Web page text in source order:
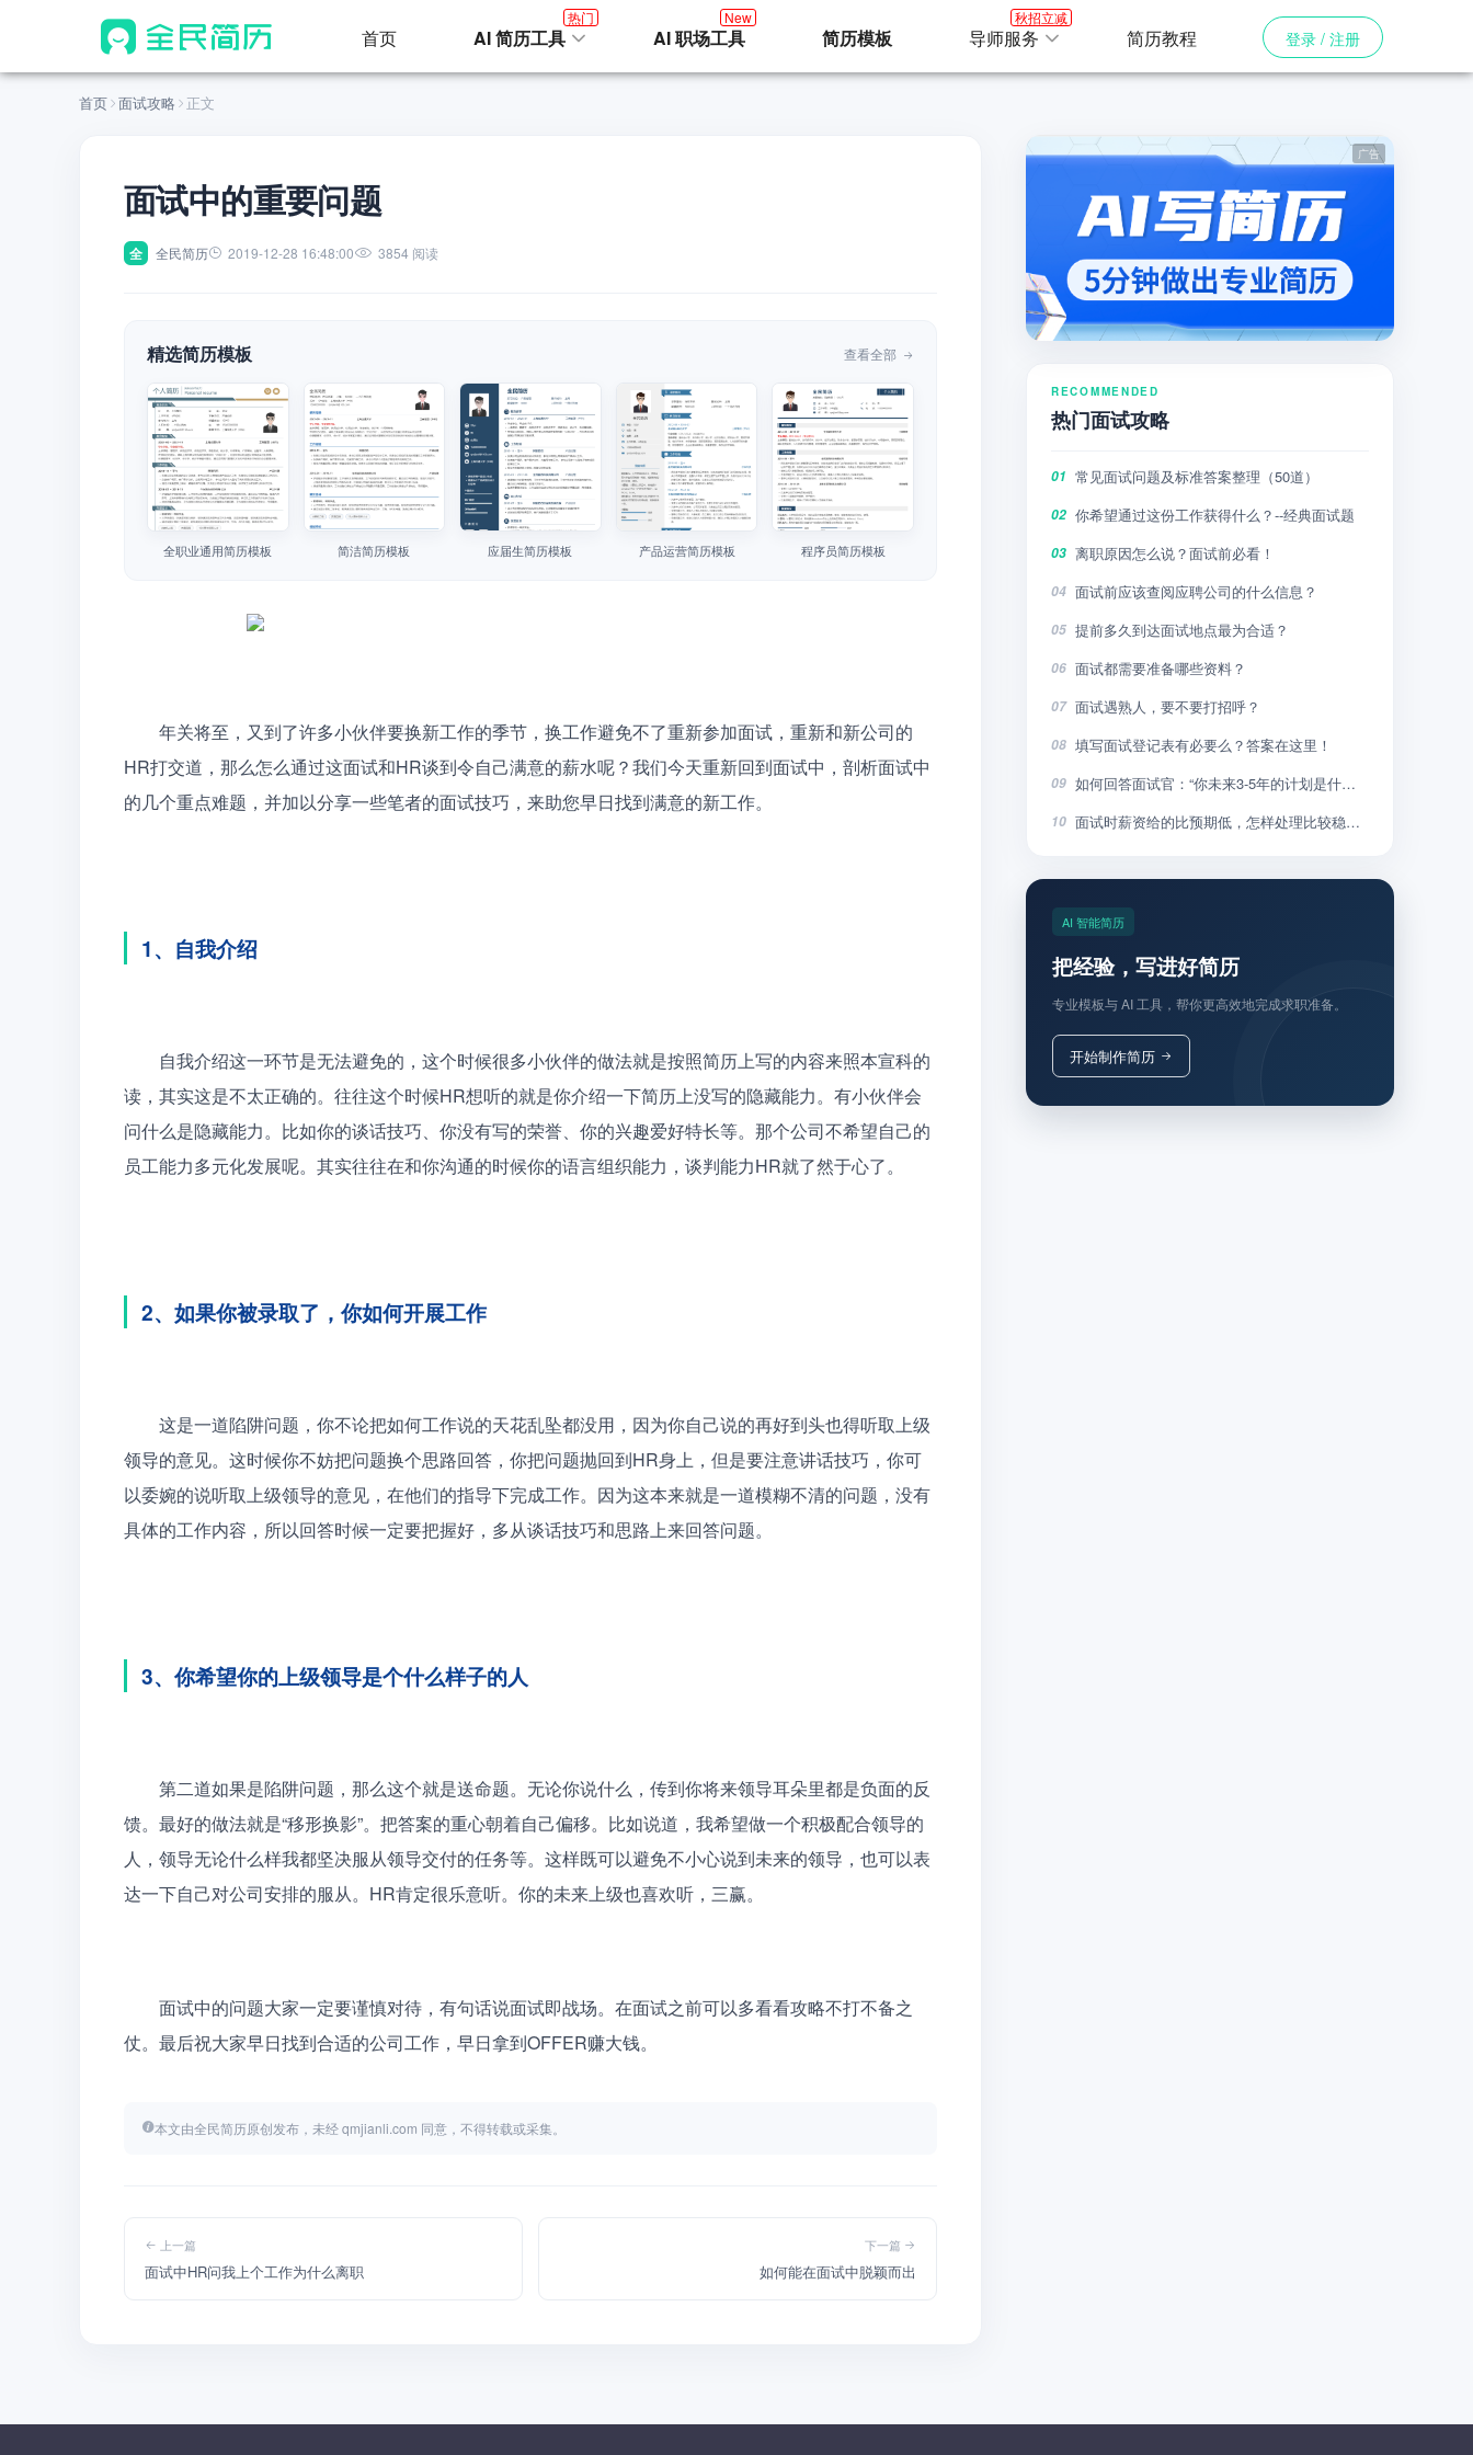
首页 AI 简历工具
热门
AI 职场工具
New
简历模板 导师服务
秋招立减
简历教程 登录 / 注册
首页 面试攻略 正文
面试中的重要问题
全 全民简历 2019-12-28 16:48:00 3854 阅读
精选简历模板 查看全部
全职业通用简历模板 简洁简历模板 应届生简历模板 产品运营简历模板 程序员简历模板
年关将至，又到了许多小伙伴要换新工作的季节，换工作避免不了重新参加面试，重新和新公司的
HR打交道，那么怎么通过这面试和HR谈到令自己满意的薪水呢？我们今天重新回到面试中，剖析面试中
的几个重点难题，并加以分享一些笔者的面试技巧，来助您早日找到满意的新工作。
1、自我介绍
自我介绍这一环节是无法避免的，这个时候很多小伙伴的做法就是按照简历上写的内容来照本宣科的
读，其实这是不太正确的。往往这个时候HR想听的就是你介绍一下简历上没写的隐藏能力。有小伙伴会
问什么是隐藏能力。比如你的谈话技巧、你没有写的荣誉、你的兴趣爱好特长等。那个公司不希望自己的
员工能力多元化发展呢。其实往往在和你沟通的时候你的语言组织能力，谈判能力HR就了然于心了。
2、如果你被录取了，你如何开展工作
这是一道陷阱问题，你不论把如何工作说的天花乱坠都没用，因为你自己说的再好到头也得听取上级
领导的意见。这时候你不妨把问题换个思路回答，你把问题抛回到HR身上，但是要注意讲话技巧，你可
以委婉的说听取上级领导的意见，在他们的指导下完成工作。因为这本来就是一道模糊不清的问题，没有
具体的工作内容，所以回答时候一定要把握好，多从谈话技巧和思路上来回答问题。
3、你希望你的上级领导是个什么样子的人
第二道如果是陷阱问题，那么这个就是送命题。无论你说什么，传到你将来领导耳朵里都是负面的反
馈。最好的做法就是“移形换影”。把答案的重心朝着自己偏移。比如说道，我希望做一个积极配合领导的
人，领导无论什么样我都坚决服从领导交付的任务等。这样既可以避免不小心说到未来的领导，也可以表
达一下自己对公司安排的服从。HR肯定很乐意听。你的未来上级也喜欢听，三赢。
面试中的问题大家一定要谨慎对待，有句话说面试即战场。在面试之前可以多看看攻略不打不备之
仗。最后祝大家早日找到合适的公司工作，早日拿到OFFER赚大钱。
本文由全民简历原创发布，未经 qmjianli.com 同意，不得转载或采集。
上一篇
面试中HR问我上个工作为什么离职
下一篇
如何能在面试中脱颖而出
RECOMMENDED
热门面试攻略
01 常见面试问题及标准答案整理（50道）
02 你希望通过这份工作获得什么？--经典面试题
03 离职原因怎么说？面试前必看！
04 面试前应该查阅应聘公司的什么信息？
05 提前多久到达面试地点最为合适？
06 面试都需要准备哪些资料？
07 面试遇熟人，要不要打招呼？
08 填写面试登记表有必要么？答案在这里！
09 如何回答面试官：“你未来3-5年的计划是什么”？
10 面试时薪资给的比预期低，怎样处理比较稳妥？
AI 智能简历
把经验，写进好简历
专业模板与 AI 工具，帮你更高效地完成求职准备。
开始制作简历